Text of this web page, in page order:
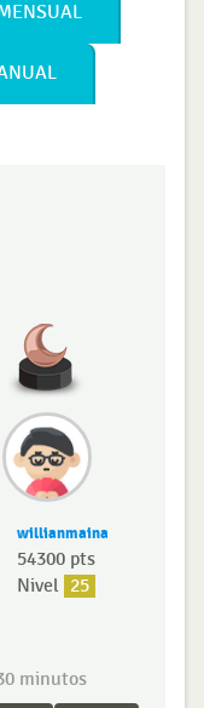
willianmaina
54300 pts
Nivel 25
minutos